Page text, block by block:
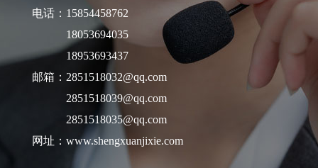
电话：15854458762
18053694035
18953693437
邮箱：2851518032@qq.com
2851518039@qq.com
2851518035@qq.com
网址：www.shengxuanjixie.com